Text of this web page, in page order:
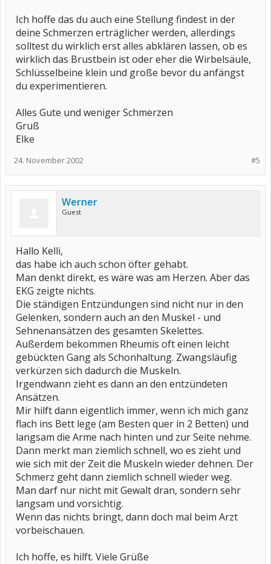
Ich hoffe das du auch eine Stellung findest in der
deine Schmerzen erträglicher werden, allerdings
solltest du wirklich erst alles abklären lassen, ob es
wirklich das Brustbein ist oder eher die Wirbelsäule,
Schlüsselbeine klein und große bevor du anfängst
du experimentieren.
Alles Gute und weniger Schmerzen
Gruß
Elke
#5
24. November 2002
Werner
Guest
Hallo Kelli,
das habe ich auch schon öfter gehabt.
Man denkt direkt, es wäre was am Herzen. Aber das
EKG zeigte nichts.
Die ständigen Entzündungen sind nicht nur in den
Gelenken, sondern auch an den Muskel - und
Sehnenansätzen des gesamten Skelettes.
Außerdem bekommen Rheumis oft einen leicht
gebückten Gang als Schonhaltung. Zwangsläufig
verkürzen sich dadurch die Muskeln.
Irgendwann zieht es dann an den entzündeten
Ansätzen.
Mir hilft dann eigentlich immer, wenn ich mich ganz
flach ins Bett lege (am Besten quer in 2 Betten) und
langsam die Arme nach hinten und zur Seite nehme.
Dann merkt man ziemlich schnell, wo es zieht und
wie sich mit der Zeit die Muskeln wieder dehnen. Der
Schmerz geht dann ziemlich schnell wieder weg.
Man darf nur nicht mit Gewalt dran, sondern sehr
langsam und vorsichtig.
Wenn das nichts bringt, dann doch mal beim Arzt
vorbeischauen.
Ich hoffe, es hilft. Viele Grüße